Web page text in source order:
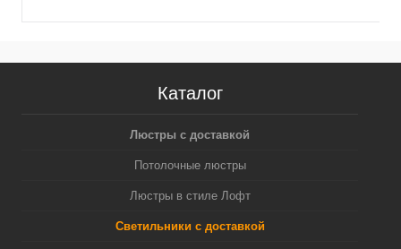
Каталог
Люстры с доставкой
Потолочные люстры
Люстры в стиле Лофт
Светильники с доставкой